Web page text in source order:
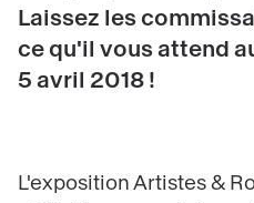
Laissez les
ce qu'il vous attend
5 avril 2018 !
L'exposition Artistes &